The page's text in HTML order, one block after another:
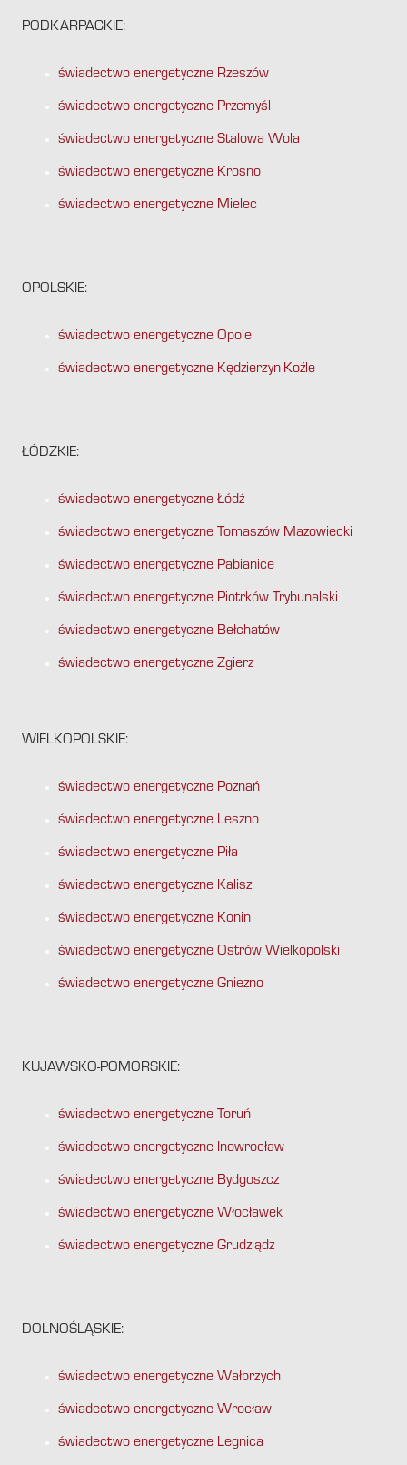
PODKARPACKIE:
świadectwo energetyczne Rzeszów
świadectwo energetyczne Przemyśl
świadectwo energetyczne Stalowa Wola
świadectwo energetyczne Krosno
świadectwo energetyczne Mielec
OPOLSKIE:
świadectwo energetyczne Opole
świadectwo energetyczne Kędzierzyn-Koźle
ŁÓDZKIE:
świadectwo energetyczne Łódź
świadectwo energetyczne Tomaszów Mazowiecki
świadectwo energetyczne Pabianice
świadectwo energetyczne Piotrków Trybunalski
świadectwo energetyczne Bełchatów
świadectwo energetyczne Zgierz
WIELKOPOLSKIE:
świadectwo energetyczne Poznań
świadectwo energetyczne Leszno
świadectwo energetyczne Piła
świadectwo energetyczne Kalisz
świadectwo energetyczne Konin
świadectwo energetyczne Ostrów Wielkopolski
świadectwo energetyczne Gniezno
KUJAWSKO-POMORSKIE:
świadectwo energetyczne Toruń
świadectwo energetyczne Inowrocław
świadectwo energetyczne Bydgoszcz
świadectwo energetyczne Włocławek
świadectwo energetyczne Grudziądz
DOLNOŚLĄSKIE:
świadectwo energetyczne Wałbrzych
świadectwo energetyczne Wrocław
świadectwo energetyczne Legnica